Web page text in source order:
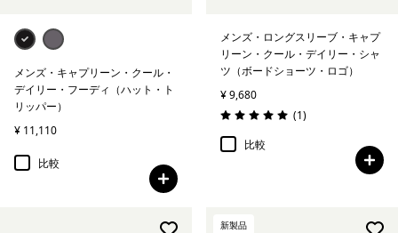
メンズ・キャプリーン・クール・
デイリー・フーディ（ハット・ト
リッパー）
¥ 11,110
比較
メンズ・ロングスリーブ・キャプ
リーン・クール・デイリー・シャ
ツ（ボードショーツ・ロゴ）
¥ 9,680
評価: 5.0 / 5
(1レビュー
)
比較
新製品